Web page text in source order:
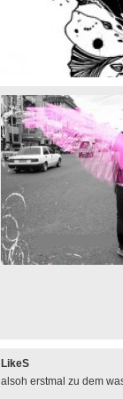
LikeS
alsoh erstmal zu dem